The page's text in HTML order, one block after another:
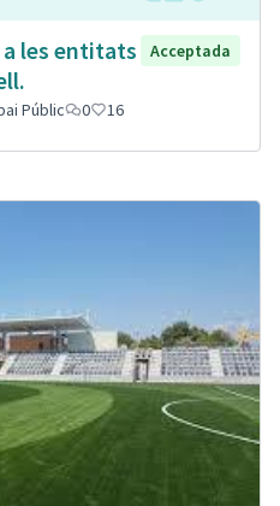
a les entitats
Acceptada
Públic 0 16